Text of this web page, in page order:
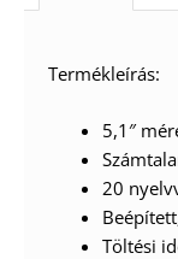
Termékleírás:
5,1″
20
Töltési